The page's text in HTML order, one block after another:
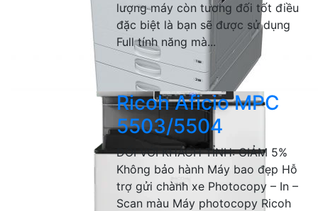
lượng máy còn tương đối tốt điều
đặc biệt là bạn sẽ được sử dụng
Full tính năng mà...
Ricoh Aficio MPC
5503/5504
ĐỐI VỚI KHÁCH TỈNH: GIẢM 5%
Không bảo hành Máy bao đẹp Hỗ
trợ gửi chành xe Photocopy – In –
Scan màu Máy photocopy Ricoh